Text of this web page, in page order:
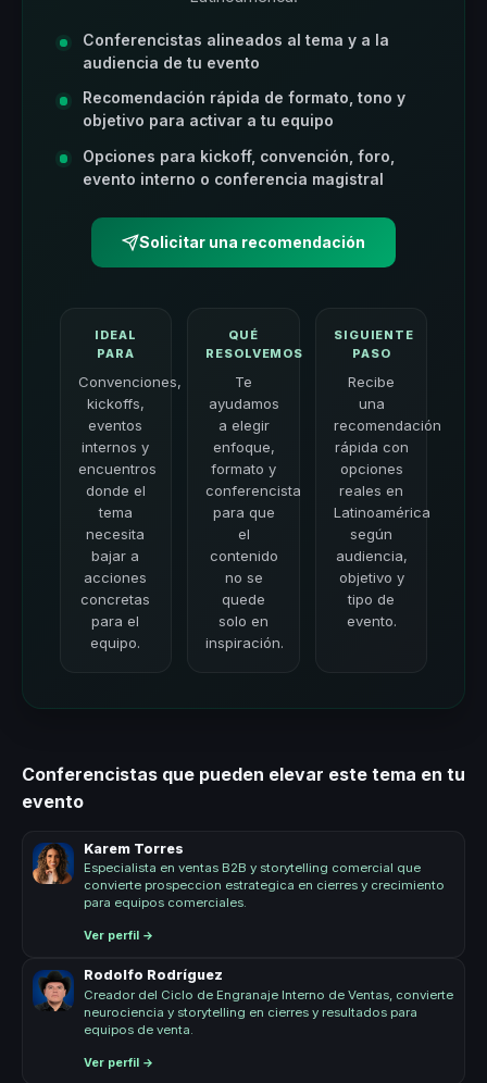
Conferencistas alineados al tema y a la
audiencia de tu evento
Recomendación rápida de formato, tono y
objetivo para activar a tu equipo
Opciones para kickoff, convención, foro,
evento interno o conferencia magistral
Solicitar una recomendación
IDEAL
PARA
Convenciones,
kickoffs,
eventos
internos y
encuentros
donde el
tema
necesita
bajar a
acciones
concretas
para el
equipo.
QUÉ
RESOLVEMOS
Te
ayudamos
a elegir
enfoque,
formato y
conferencista
para que
el
contenido
no se
quede
solo en
inspiración.
SIGUIENTE
PASO
Recibe
una
recomendación
rápida con
opciones
reales en
Latinoamérica
según
audiencia,
objetivo y
tipo de
evento.
Conferencistas que pueden elevar este tema en tu
evento
Karem Torres
Especialista en ventas B2B y storytelling comercial que
convierte prospeccion estrategica en cierres y crecimiento
para equipos comerciales.
Ver perfil →
Rodolfo Rodríguez
Creador del Ciclo de Engranaje Interno de Ventas, convierte
neurociencia y storytelling en cierres y resultados para
equipos de venta.
Ver perfil →